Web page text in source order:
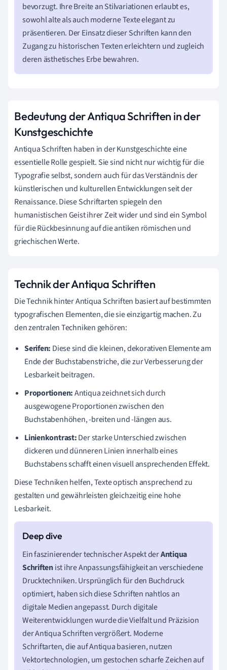
bevorzugt. Ihre Breite an Stilvariationen erlaubt es,
sowohl alte als auch moderne Texte elegant zu
präsentieren. Der Einsatz dieser Schriften kann den
Zugang zu historischen Texten erleichtern und zugleich
deren ästhetisches Erbe bewahren.
Bedeutung der Antiqua Schriften in der
Kunstgeschichte
Antiqua Schriften haben in der Kunstgeschichte eine
essentielle Rolle gespielt. Sie sind nicht nur wichtig für die
Typografie selbst, sondern auch für das Verständnis der
künstlerischen und kulturellen Entwicklungen seit der
Renaissance. Diese Schriftarten spiegeln den
humanistischen Geist ihrer Zeit wider und sind ein Symbol
für die Rückbesinnung auf die antiken römischen und
griechischen Werte.
Technik der Antiqua Schriften
Die Technik hinter Antiqua Schriften basiert auf bestimmten
typografischen Elementen, die sie einzigartig machen. Zu
den zentralen Techniken gehören:
Serifen: Diese sind die kleinen, dekorativen Elemente am
Ende der Buchstabenstriche, die zur Verbesserung der
Lesbarkeit beitragen.
Proportionen:Antiqua zeichnet sich durch
ausgewogene Proportionen zwischen den
Buchstabenhöhen, -breiten und -längen aus.
Linienkontrast:Der starke Unterschied zwischen
dickeren und dünneren Linien innerhalb eines
Buchstabens schafft einen visuell ansprechenden Effekt.
Diese Techniken helfen, Texte optisch ansprechend zu
gestalten und gewährleisten gleichzeitig eine hohe
Lesbarkeit.
Ein faszinierender technischer Aspekt derAntiqua
Schriftenist ihre Anpassungsfähigkeit an verschiedene
Drucktechniken. Ursprünglich für den Buchdruck
optimiert, haben sich diese Schriften nahtlos an
digitale Medien angepasst. Durch digitale
Weiterentwicklungen wurde die Vielfalt und Präzision
der Antiqua Schriften vergrößert. Moderne
Schriftarten, die auf Antiqua basieren, nutzen
Vektortechnologien, um gestochen scharfe Zeichen auf